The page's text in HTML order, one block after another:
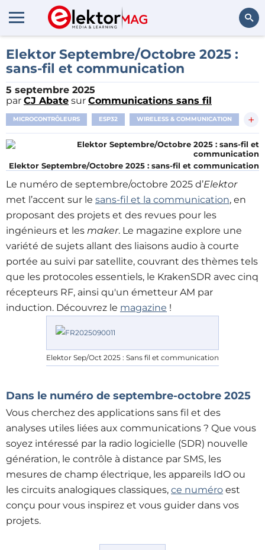
Rechercher
Elektor Septembre/Octobre 2025 :
sans-fil et communication
5 septembre 2025
par CJ Abate sur Communications sans fil
MICROCONTRÔLEURS ESP32 WIRELESS & COMMUNICATION +
Elektor Septembre/Octobre 2025 : sans-fil et communication
Le numéro de septembre/octobre 2025 d’Elektor
met l’accent sur le sans-fil et la communication, en
proposant des projets et des revues pour les
ingénieurs et les maker. Le magazine explore une
variété de sujets allant des liaisons audio à courte
portée au suivi par satellite, couvrant des thèmes tels
que les protocoles essentiels, le KrakenSDR avec cinq
récepteurs RF, ainsi qu'un émetteur AM par
induction. Découvrez le magazine !
Elektor Sep/Oct 2025 : Sans fil et communication
Dans le numéro de septembre-octobre 2025
Vous cherchez des applications sans fil et des
analyses utiles liées aux communications ? Que vous
soyez intéressé par la radio logicielle (SDR) nouvelle
génération, le contrôle à distance par SMS, les
mesures de champ électrique, les appareils IdO ou
les circuits analogiques classiques, ce numéro est
conçu pour vous inspirez et vous guider dans vos
projets.